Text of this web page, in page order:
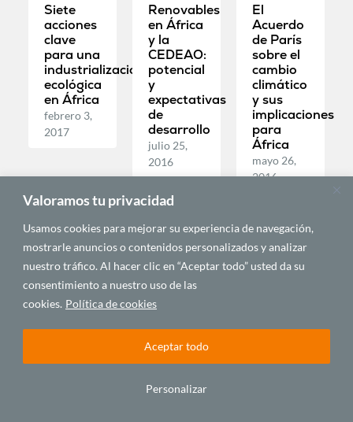
Valoramos tu privacidad
Usamos cookies para mejorar su experiencia de navegación,
mostrarle anuncios o contenidos personalizados y analizar
nuestro tráfico. Al hacer clic en “Aceptar todo” usted da su
consentimiento a nuestro uso de las
cookies. Política de cookies
Personalizar
Aceptar todo
Siete
acciones
clave
para una
industrialización
ecológica
en África
febrero 3,
2017
Renovables
en África
y la
CEDEAO:
potencial
y
expectativas
de
desarrollo
julio 25,
2016
El
Acuerdo
de París
sobre el
cambio
climático
y sus
implicaciones
para
África
mayo 26,
2016
AGENDA
Y